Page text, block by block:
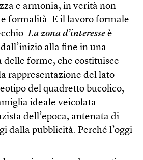
e armonia, in verità non
formalità. E il lavoro formale
La zona d’interesse è
alla fine in una
forme, che costituisce
rappresentazione del lato
del quadretto bucolico,
ideale veicolata
dell’epoca, antenata di
dalla pubblicità. Perché l’oggi